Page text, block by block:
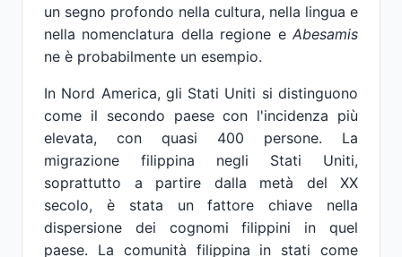
un segno profondo nella cultura, nella lingua e
nella nomenclatura della regione e Abesamis
ne è probabilmente un esempio.
In Nord America, gli Stati Uniti si distinguono
come il secondo paese con l'incidenza più
elevata, con quasi 400 persone. La
migrazione filippina negli Stati Uniti,
soprattutto a partire dalla metà del XX
secolo, è stata un fattore chiave nella
dispersione dei cognomi filippini in quel
paese. La comunità filippina in stati come